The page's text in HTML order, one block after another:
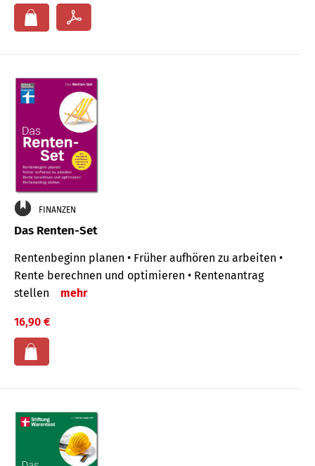
FINANZEN
Das Renten-Set
Rentenbeginn planen • Früher aufhören zu arbeiten •
Rente berechnen und optimieren • Rentenantrag
stellen
mehr
16,90 €